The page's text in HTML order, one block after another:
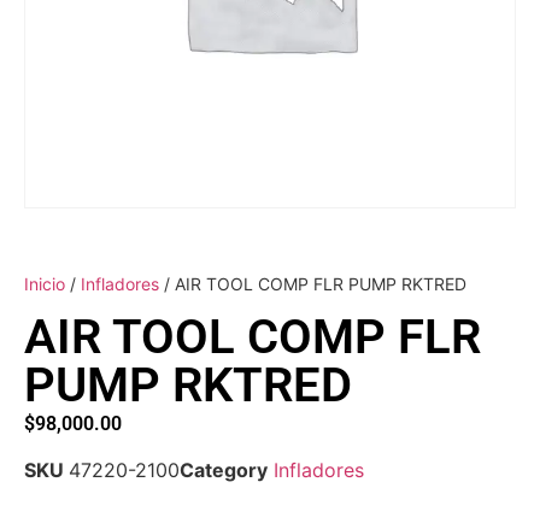
Inicio / Infladores / AIR TOOL COMP FLR PUMP RKTRED
AIR TOOL COMP FLR
PUMP RKTRED
$98,000.00
SKU 47220-2100Category Infladores